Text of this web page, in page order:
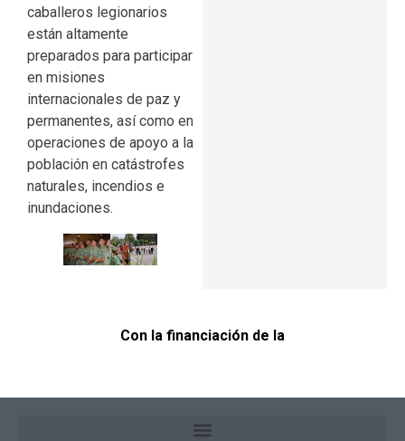
caballeros legionarios
están altamente
preparados para participar
en misiones
internacionales de paz y
permanentes, así como en
operaciones de apoyo a la
población en catástrofes
naturales, incendios e
inundaciones.
Con la financiación de la